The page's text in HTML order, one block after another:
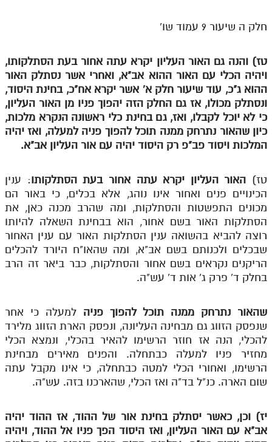
חלק יג
חלק טו
חלק ט"ז
בית שער הכוונות
שידור חי
הזמן סט תע"ס
ספרים להורדה
מנוע חיפוש בספרים
תלמוד עשר הספירות בעיון
תע"ס חלק ג' עיון
תלמוד עשר הספירות חלק ד
תלמוד עשר הספירות חלק ה
תלמוד עשר הספירות חלק ו
תלמוד עשר הספירות חלק ז
חלק ה שיעור 9 עמוד שו'
טז) והנה גם האור העליון יקרא עתה אחור בעת הסתלקותו,
ויהיה הכלי עם האור ההוא אב"א, ואחרי אשר נסתלק האור
ההוא ג"כ, עוד שיעור חלק א' אשר יקרא אח"כ, בחינת היסוד,
ונסתלק מכולו, אז גם החלק הזה יהפוך פניו מן האור העליון,
כי לא יוכל לקבלו, ואז, גם בחינת כלי ראשונה הנקרא מלכות,
כיון שהאור נתרחק ממנה תוכל להפוך פניה למעלה, ואז יהיה
המלכות ויסוד פב"פ רק היסוד יהיה עם אור העליון אב"א.
טז) האור העליון יקרא עתה אחור בעת הסתלקותו: ענין
הכינויים פנים ואחור אינו נוהג, אלא בכלים, כי באור הם
מכונים התפשטות והסתלקות, ומה שהרב מכנה כאן, את
הסתלקות האור בשם אחור, הוא בבחינת השאלה להיותו
רוצה להביא בהשואה ענין הסתלקות האור עם ענין האחור
שבכלים ולכנותם בשם אב"א, ומה שהאו"ח היורד להכלים
הריקנים נקראים בשם אחור והסתלקות, כבר ביאר זה הרב
בחלק ד' פרק ג' אות ד' עש"ה.
שהאור נתרחק ממנה תוכל להפוך פניהלמעלה כי אחר
שנפסק הזווג גם מבחינה העליונה, ונפסק הארת הזווג מלירד
להכלי, הנה אז חוזר הרשימו להאיר בהכלי, ונמצא הכלי
מחזיר פניו למעלה כבתחלה. והפנים מאירים מבחינת
הרשימו, ואחורי הכלי למטה כבתחלה, כי אינו מקבל עתה
שום הארה. כנ"ל בד"ה ואז הכלי, שהארכנו בזה. עש"ה.
יז) וכן, כאשר יסתלק בחינת אור של ההוד, אז ההוד יהיה
אב"א עם האור העליון, ואז היסוד הפך פניו אל ההוד, ויהיה